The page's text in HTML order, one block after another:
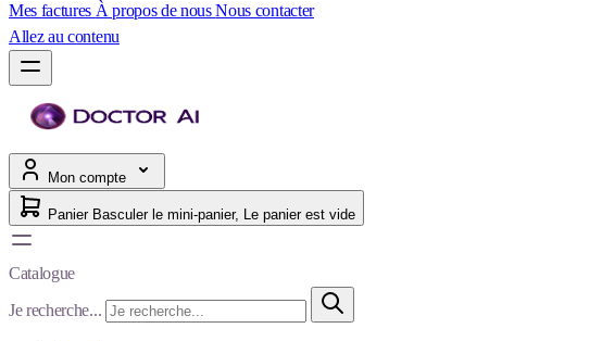
Mes factures À propos de nousNous contacter
Allez au contenu
Mon compte
Panier Basculer le mini-panier, Le panier est vide
Catalogue
Je recherche...